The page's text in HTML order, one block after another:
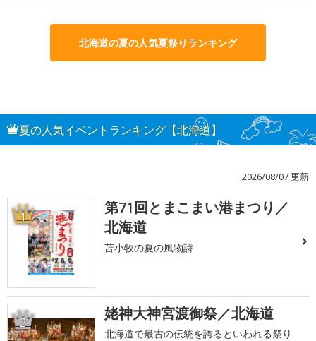
北海道の夏の人気夏祭りランキング
夏の人気イベントランキング【北海道】
2026/08/07 更新
1
第71回とまこまい港まつり／
北海道
苫小牧の夏の風物詩
2 姥神大神宮渡御祭／北海道
北海道で最古の伝統を誇るといわれる祭り